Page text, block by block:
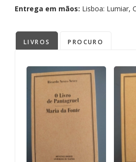
Entrega em mãos: Lisboa: Lumiar,
LIVROS PROCURO